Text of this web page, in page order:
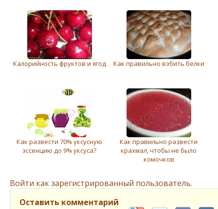
Калорийность фруктов и ягод Как правильно взбить белки
Как развести 70% уксусную
эссенцию до 9% уксуса?
Как правильно развести
крахмал, чтобы не было
комочков
Войти как зарегистрированный пользователь.
Оставить комментарий